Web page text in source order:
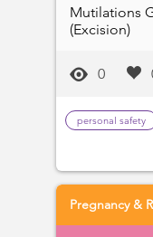
Mutilations
(Excision)
0
personal safety
Pregnancy &